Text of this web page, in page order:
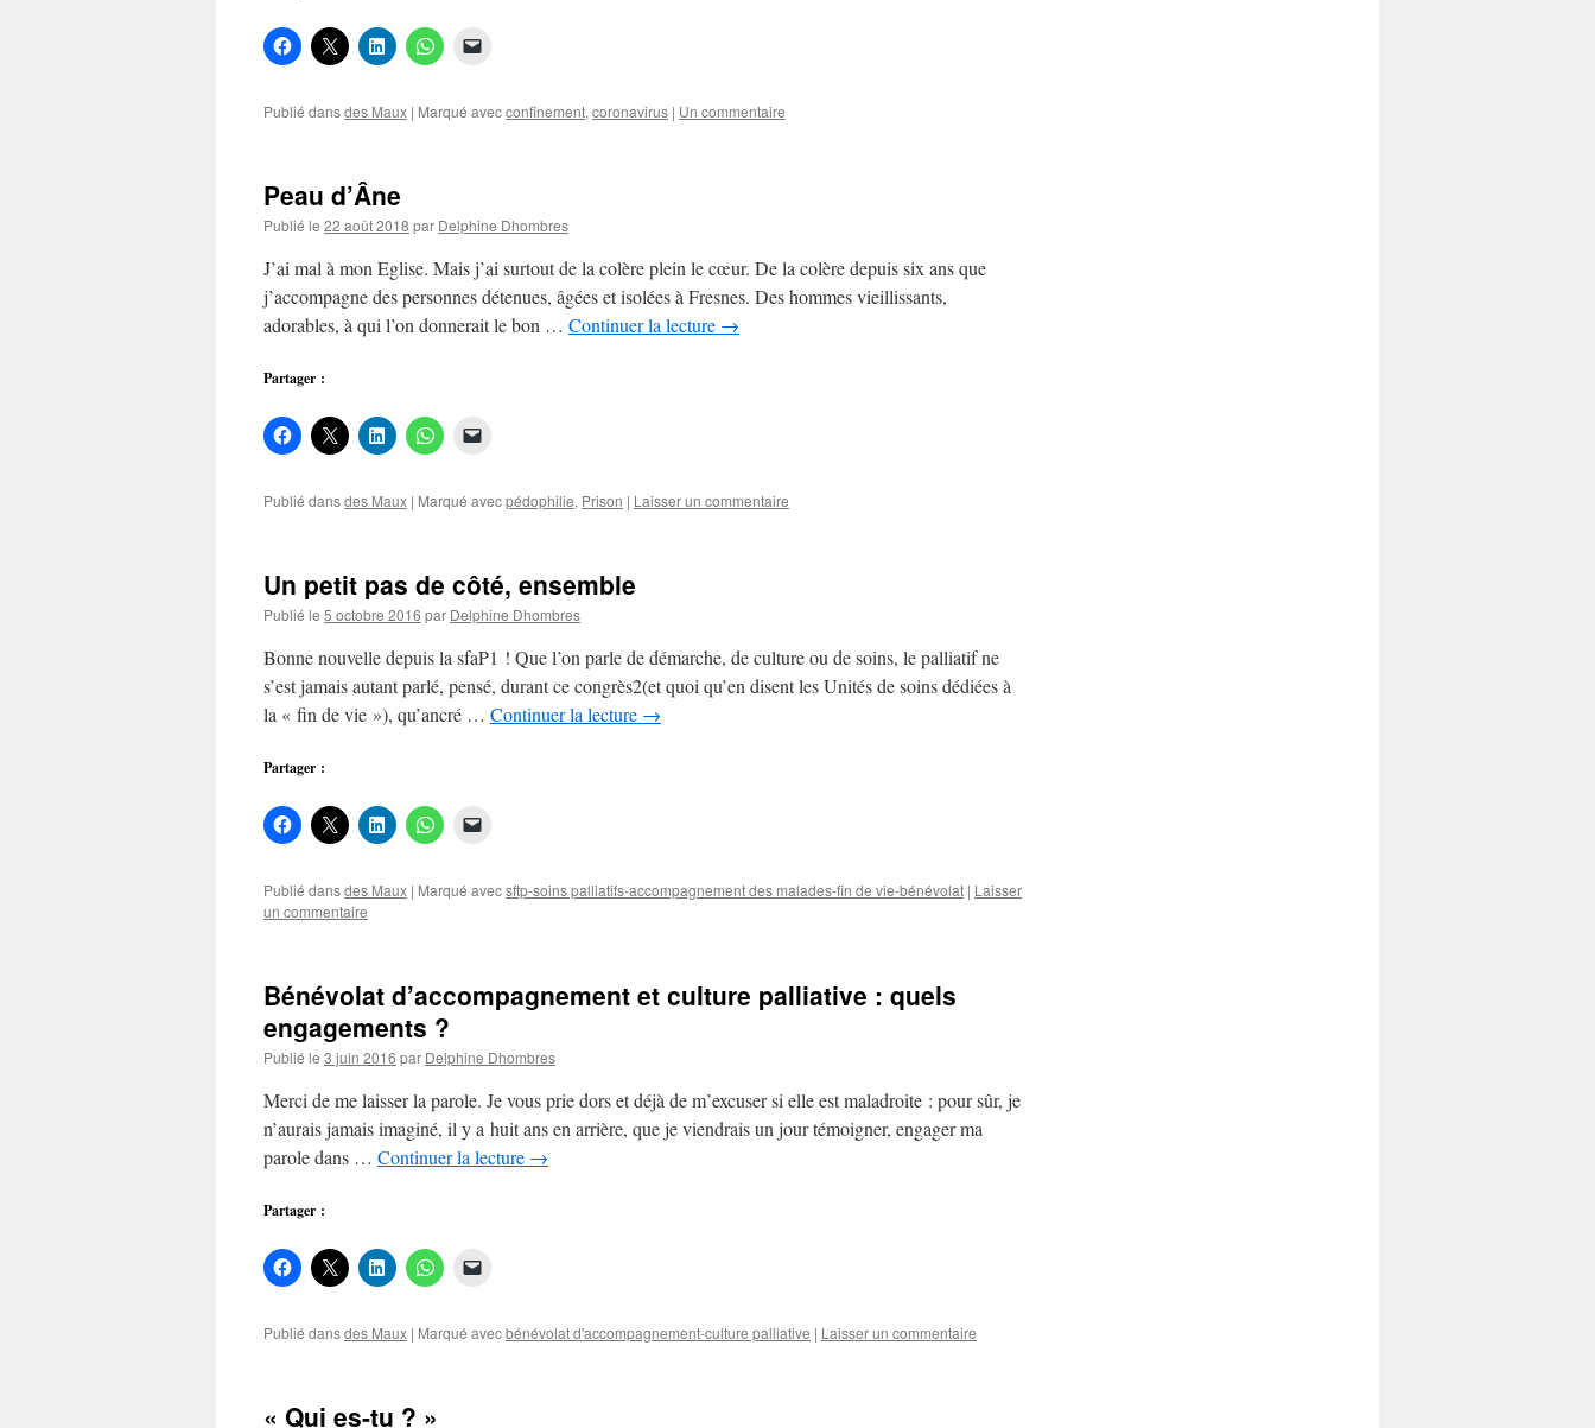
Publié dansdes Maux | Marqué avecconfinement, coronavirus | Un commentaire
Peau d’Âne
Publié le 22 août 2018 par Delphine Dhombres
J’ai mal à mon Eglise. Mais j’ai surtout de la colère plein le cœur. De la colère depuis six ans que
j’accompagne des personnes détenues, âgées et isolées à Fresnes. Des hommes vieillissants,
adorables, à qui l’on donnerait le bon … Continuer la lecture →
Partager :
Publié dansdes Maux | Marqué avecpédophilie, Prison | Laisser un commentaire
Un petit pas de côté, ensemble
Publié le 5 octobre 2016 par Delphine Dhombres
Bonne nouvelle depuis la sfaP1 ! Que l’on parle de démarche, de culture ou de soins, le palliatif ne
s’est jamais autant parlé, pensé, durant ce congrès2(et quoi qu’en disent les Unités de soins dédiées à
la « fin de vie »), qu’ancré … Continuer la lecture →
Partager :
Publié dansdes Maux | Marqué avecsftp-soins palliatifs-accompagnement des malades-fin de vie-bénévolat | Laisser
un commentaire
Bénévolat d’accompagnement et culture palliative : quels
engagements ?
Publié le 3 juin 2016 par Delphine Dhombres
Merci de me laisser la parole. Je vous prie dors et déjà de m’excuser si elle est maladroite : pour sûr, je
n’aurais jamais imaginé, il y a huit ans en arrière, que je viendrais un jour témoigner, engager ma
parole dans … Continuer la lecture →
Partager :
Publié dansdes Maux | Marqué avecbénévolat d'accompagnement-culture palliative | Laisser un commentaire
« Qui es-tu ? »